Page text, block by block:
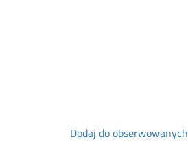
Dodaj do obserwowanych